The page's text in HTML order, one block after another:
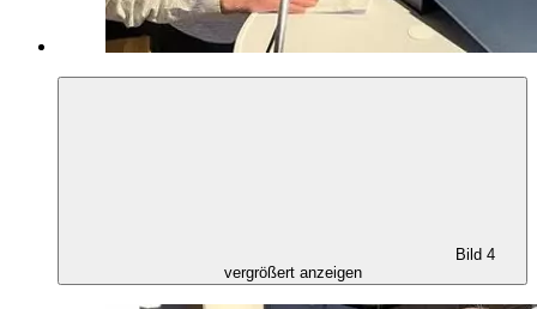
Bild 4
vergrößert anzeigen